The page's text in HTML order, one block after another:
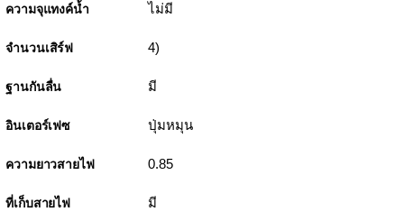
ความจุแทงค์น้ำ ไม่มี
จำนวนเสิร์ฟ 4)
ฐานกันลื่น มี
อินเตอร์เฟซ ปุ่มหมุน
ความยาวสายไฟ 0.85
ที่เก็บสายไฟ มี